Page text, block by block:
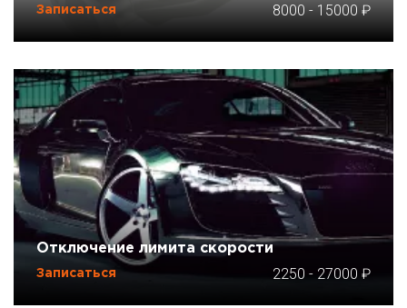
Записаться 8000 - 15000
Отключение лимита скорости
Записаться 2250 - 27000